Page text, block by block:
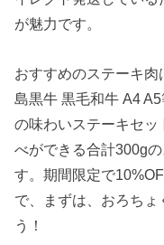
が魅力です。
おすすめのステーキ
島黒牛 黒毛和牛 A4
の味わいステーキセ
べができる合計300g
す。期間限定で
で、まずは、おろちょ
う！